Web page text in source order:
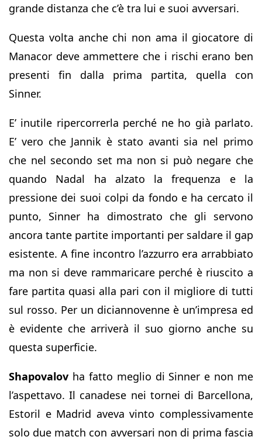
grande distanza che c’è tra lui e suoi avversari.
Questa volta anche chi non ama il giocatore di
Manacor deve ammettere che i rischi erano ben
presenti fin dalla prima partita, quella con
Sinner.
E’ inutile ripercorrerla perché ne ho già parlato.
E’ vero che Jannik è stato avanti sia nel primo
che nel secondo set ma non si può negare che
quando Nadal ha alzato la frequenza e la
pressione dei suoi colpi da fondo e ha cercato il
punto, Sinner ha dimostrato che gli servono
ancora tante partite importanti per saldare il gap
esistente. A fine incontro l’azzurro era arrabbiato
ma non si deve rammaricare perché è riuscito a
fare partita quasi alla pari con il migliore di tutti
sul rosso. Per un diciannovenne è un’impresa ed
è evidente che arriverà il suo giorno anche su
questa superficie.
Shapovalov ha fatto meglio di Sinner e non me
l’aspettavo. Il canadese nei tornei di Barcellona,
Estoril e Madrid aveva vinto complessivamente
solo due match con avversari non di prima fascia